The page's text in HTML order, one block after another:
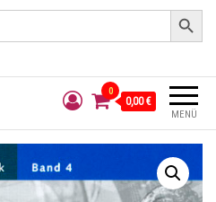
Search Button
MENÜ
0
0,00 €